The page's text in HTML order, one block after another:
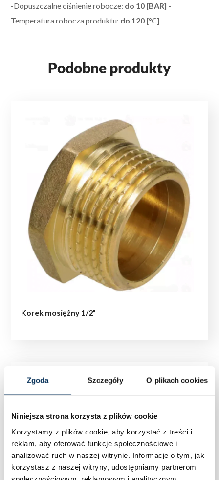
Zgoda Szczegóły O plikach cookies
Niniejsza strona korzysta z plików cookie
Korzystamy z plików cookie, aby korzystać z treści i
reklam, aby oferować funkcje społecznościowe i
analizować ruch w naszej witrynie. Informacje o tym, jak
korzystasz z naszej witryny, udostępniamy partnerom
społecznościowym, reklamowym i analitycznym.
-Dopuszczalne ciśnienie robocze: do 10 [BAR] -
Temperatura robocza produktu: do 120 [°C]
Podobne produkty
Korek mosiężny 1/2”